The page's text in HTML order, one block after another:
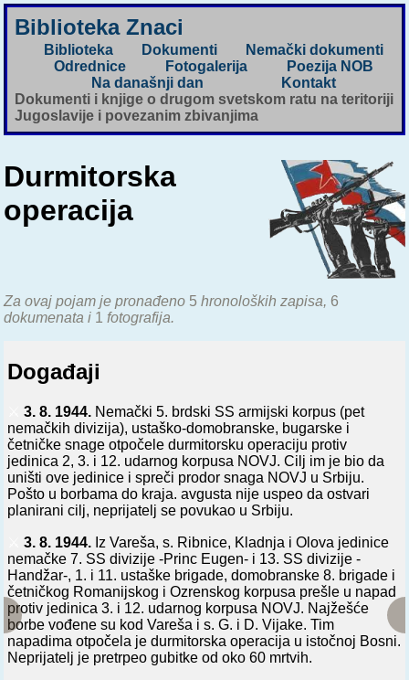
Biblioteka Znaci
Biblioteka Dokumenti
Nemački dokumenti
Odrednice
Fotogalerija
Poezija NOB
Na današnji dan
Kontakt
Dokumenti i knjige o drugom svetskom ratu na teritoriji
Jugoslavije i povezanim zbivanjima
Durmitorska
operacija
Za ovaj pojam je pronađeno 5 hronoloških zapisa, 6
dokumenata i 1 fotografija.
Događaji
3. 8. 1944. Nemački 5. brdski SS armijski korpus (pet
nemačkih divizija), ustaško-domobranske, bugarske i
četničke snage otpočele durmitorsku operaciju protiv
jedinica 2, 3. i 12. udarnog korpusa NOVJ. Cilj im je bio da
uništi ove jedinice i spreči prodor snaga NOVJ u Srbiju.
Pošto u borbama do kraja. avgusta nije uspeo da ostvari
planirani cilj, neprijatelj se povukao u Srbiju.
3. 8. 1944. Iz Vareša, s. Ribnice, Kladnja i Olova jedinice
nemačke 7. SS divizije -Princ Eugen- i 13. SS divizije -
Handžar-, 1. i 11. ustaške brigade, domobranske 8. brigade i
četničkog Romanijskog i Ozrenskog korpusa prešle u napad
protiv jedinica 3. i 12. udarnog korpusa NOVJ. Najžešće
borbe vođene su kod Vareša i s. G. i D. Vijake. Tim
napadima otpočela je durmitorska operacija u istočnoj Bosni.
Neprijatelj je pretrpeo gubitke od oko 60 mrtvih.